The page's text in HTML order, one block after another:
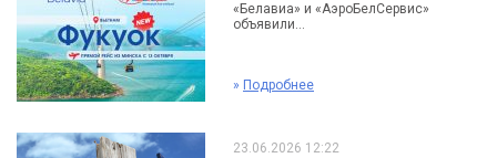
«Белавиа» и «АэроБелСервис»
объявили...
» Подробнее
23.06.2026 12:22